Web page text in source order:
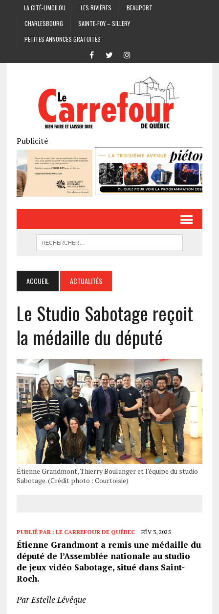
LA CITÉ-LIMOILOU LES RIVIÈRES
BEAUPORT
CHARLESBOURG
SAINTE-FOY – SILLERY
PETITES ANNONCES GRATUITES
Publicité
ACCUEIL ACTUALITÉS
Le Studio Sabotage reçoit
la médaille du député
Étienne Grandmont, Thierry Boulanger et l'équipe du studio
Sabotage. (Crédit photo : Courtoisie)
PUBLIÉ PAR : LE CARREFOUR DE QUÉBEC FÉV 3, 2025
Étienne Grandmont a remis une médaille du
député de l’Assemblée nationale au studio
de jeux vidéo Sabotage, situé dans Saint-
Roch.
Par Estelle Lévêque